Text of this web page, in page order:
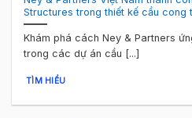
Structures trong thiết kế cầu cong
Khám phá cách Ney & Partners
trong các dự án cầu [...]
TÌM HIỂU